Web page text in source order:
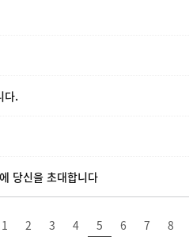
다.
당신을 초대합니다
1 2 3 4 5 6 7 8